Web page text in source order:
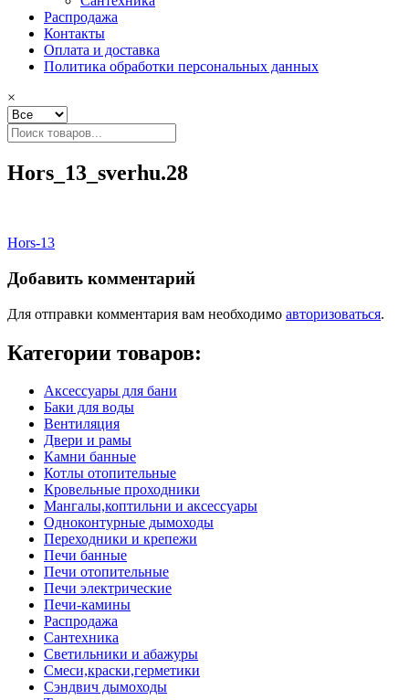
Распродажа
Контакты
Оплата и доставка
Политика обработки персональных данных
×
Hors_13_sverhu.28
Навигация
по
записям
Hors-13
Добавить комментарий
Для отправки комментария вам необходимо авторизоваться.
Категории товаров:
Аксессуары для бани
Баки для воды
Вентиляция
Двери и рамы
Камни банные
Котлы отопительные
Кровельные проходники
Мангалы,коптильни и аксессуары
Одноконтурные дымоходы
Переходники и крепежи
Печи банные
Печи отопительные
Печи электрические
Печи-камины
Распродажа
Сантехника
Светильники и абажуры
Смеси,краски,герметики
Сэндвич дымоходы